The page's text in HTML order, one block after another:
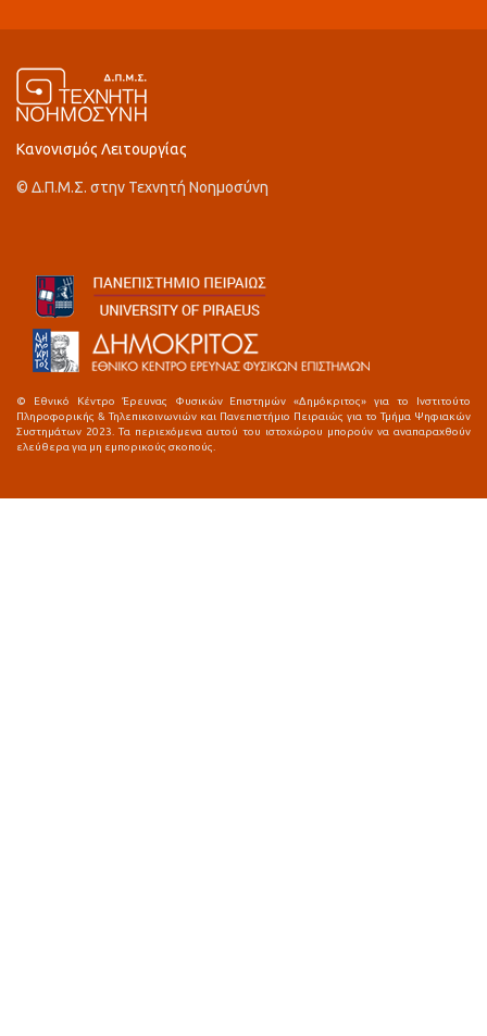
Κανονισμός Λειτουργίας
© Δ.Π.Μ.Σ. στην Τεχνητή Νοημοσύνη
© Εθνικό Κέντρο Έρευνας Φυσικών Επιστημών «Δημόκριτος» για το Ινστιτούτο
Πληροφορικής & Τηλεπικοινωνιών και Πανεπιστήμιο Πειραιώς για το Τμήμα Ψηφιακών
Συστημάτων 2023. Τα περιεχόμενα αυτού του ιστοχώρου μπορούν να αναπαραχθούν
ελεύθερα για μη εμπορικούς σκοπούς.